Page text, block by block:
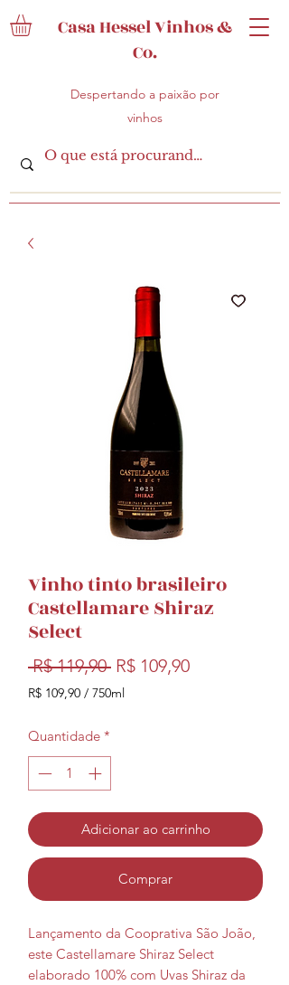
Casa Hessel Vinhos &
Co.
Despertando a paixão por
vinhos
Vinho tinto brasileiro
Castellamare Shiraz
Select
R$ 119,90 Preço
normal
R$ 109,90Preço
R$ 109,90 / 750ml
por
750
mililitros
Quantidade *
Adicionar ao carrinho
Comprar
Lançamento da Cooprativa São João,
este Castellamare Shiraz Select
elaborado 100% com Uvas Shiraz da